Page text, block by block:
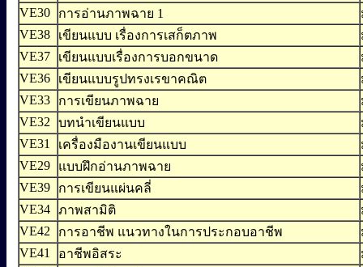
VE30 การอ่านภาพฉาย 1
VE38
เขียนแบบ เรื่องการเสก็ตภาพ
VE37
เขียนแบบเรื่องการบอกขนาด
VE36
เขียนแบบรูปทรงเรขาคณิต
VE33
การเขียนภาพฉาย
VE32
บทนำเขียนแบบ
VE31
เครื่องมืองานเขียนแบบ
VE29
แบบฝึกอ่านภาพฉาย
VE39
การเขียนแผ่นคลี่
VE34 ภาพสามิติ
VE42
การอาชีพ แนวทางในการประกอบอาชีพ
VE41
อาชีพอิสระ